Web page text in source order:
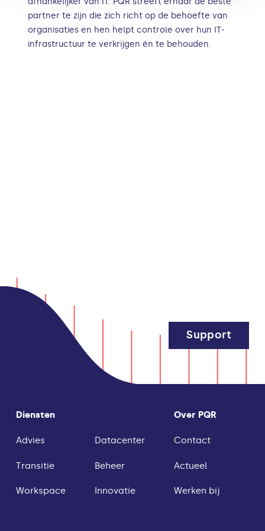
partner te zijn die zich richt op de behoefte van
organisaties en hen helpt controle over hun IT-
infrastructuur te verkrijgen én te behouden.
Diensten
Advies
Transitie
Workspace
Datacenter
Beheer
Innovatie
Over PQR
Contact
Actueel
Werken bij
Support